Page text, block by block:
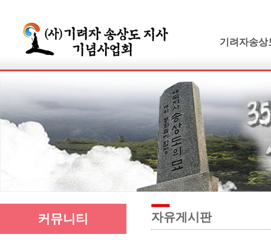
기려자송상
연보 및 가계
기려수필집
생애와사상
유묵과유품
연혁지
추모의글
커뮤니티 자유게시판